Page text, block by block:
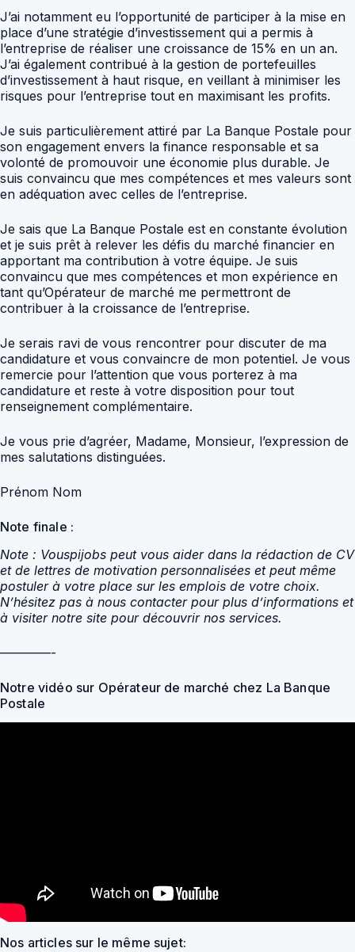
J’ai notamment eu l’opportunité de participer à la mise en
place d’une stratégie d’investissement qui a permis à
l’entreprise de réaliser une croissance de 15% en un an.
J’ai également contribué à la gestion de portefeuilles
d’investissement à haut risque, en veillant à minimiser les
risques pour l’entreprise tout en maximisant les profits.
Je suis particulièrement attiré par La Banque Postale pour
son engagement envers la finance responsable et sa
volonté de promouvoir une économie plus durable. Je
suis convaincu que mes compétences et mes valeurs sont
en adéquation avec celles de l’entreprise.
Je sais que La Banque Postale est en constante évolution
et je suis prêt à relever les défis du marché financier en
apportant ma contribution à votre équipe. Je suis
convaincu que mes compétences et mon expérience en
tant qu’Opérateur de marché me permettront de
contribuer à la croissance de l’entreprise.
Je serais ravi de vous rencontrer pour discuter de ma
candidature et vous convaincre de mon potentiel. Je vous
remercie pour l’attention que vous porterez à ma
candidature et reste à votre disposition pour tout
renseignement complémentaire.
Je vous prie d’agréer, Madame, Monsieur, l’expression de
mes salutations distinguées.
Prénom Nom
Note finale :
Note : Vouspijobs peut vous aider dans la rédaction de CV
et de lettres de motivation personnalisées et peut même
postuler à votre place sur les emplois de votre choix.
N’hésitez pas à nous contacter pour plus d’informations et
à visiter notre site pour découvrir nos services.
————-
Notre vidéo sur Opérateur de marché chez La Banque
Postale
Nos articles sur le même sujet: